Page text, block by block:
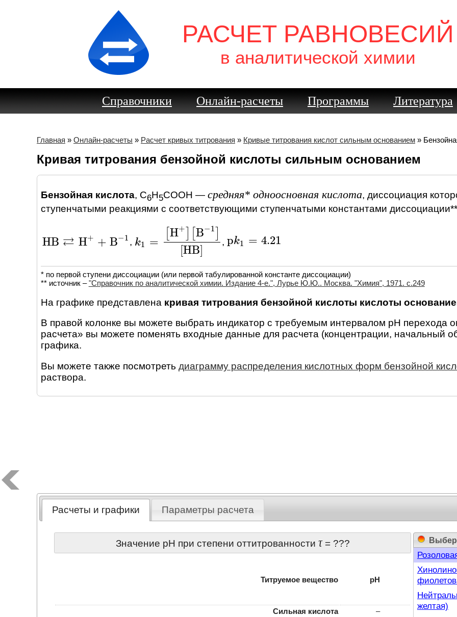
РАСЧЕТ РАВНОВЕСИЙ
в аналитической химии
Справочники Онлайн-расчеты Программы Литература
Главная » Онлайн-расчеты » Расчет кривых титрования » Кривые титрования кислот сильным основанием »
Кривая титрования бензойной кислоты сильным основанием
Бензойная кислота, C6H5COOH — средняя* одноосновная кислота, диссоциация
ступенчатыми реакциями c соответствующими ступенчатыми константами
HB ⇄ H+ + B−1
HB⇄H+ +B - , k1 =
H+ B−1
[HB]
k1 =[H +][B-1][HB] , pk1 = 4.21
pk1 4.21
* по первой ступени диссоциации (или первой табулированной константе диссоциации)
** источник –"Справочник по аналитической химии. Издание 4-е.", Лурье Ю.Ю.. Москва. "Химия", 1971. c.249
На графике представлена кривая титрования бензойной кислоты кислоты
В правой колонке вы можете выбрать индикатор с требуемым интервалом pH перехода
расчета» вы можете поменять входные данные для расчета (концентрации, начальный
графика.
Вы можете также посмотреть диаграмму распределения кислотных форм бензойной
раствора.
Расчеты и графики Параметры расчета
Значение pH при степени оттитрованности τ= ???
Титруемое вещество pH
Сильная кислота
–
красная
β-
α-
γ-
α-
Лакмоид
о-
желтая)